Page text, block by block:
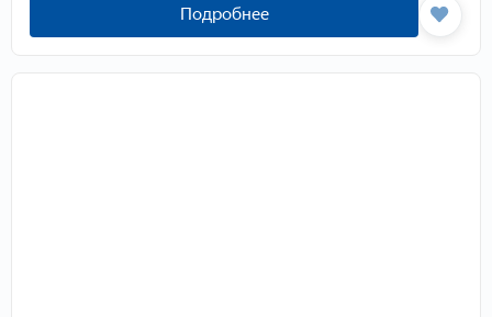
Подробнее